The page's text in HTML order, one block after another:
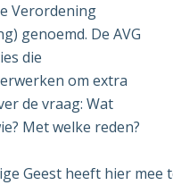
Verordening
genoemd. De AVG
die
om extra
de vraag: Wat
Met welke reden?
Geest heeft hier